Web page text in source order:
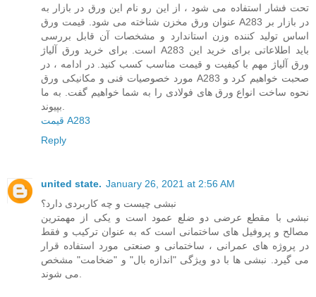
تحت فشار استفاده می شود ، از این رو نام این ورق در بازار به
عنوان ورق مخزن شناخته می شود. قیمت ورق A283 در بازار بر
اساس تولید کننده وزن استاندارد و مشخصات آن قابل بررسی
است. برای خرید ورق آلیاژ A283 باید اطلاعاتی برای خرید این
ورق آلیاژ مهم با کیفیت و قیمت مناسب کسب کنید. در ادامه ، در
مورد خصوصیات فنی و مکانیکی ورق A283 صحبت خواهیم کرد و
نحوه ساخت انواع ورق های فولادی را به شما خواهیم گفت. به ما
قیمت A283
Reply
united state. January 26, 2021 at 2:56 AM
نبشی چیست و چه کاربردی دارد؟
نبشی با مقطع عرضی دو ضلع عمود است و یکی از مهمترین
مصالح و پروفیل های ساختمانی است که به عنوان ترکیب و فقط
در پروژه های عمرانی ، ساختمانی و صنعتی مورد استفاده قرار
می گیرد. نبشی ها با دو ویژگی "اندازه بال" و "ضخامت" مشخص